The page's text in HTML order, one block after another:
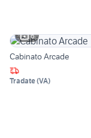
6
Cabinato Arcade
Tradate(VA)